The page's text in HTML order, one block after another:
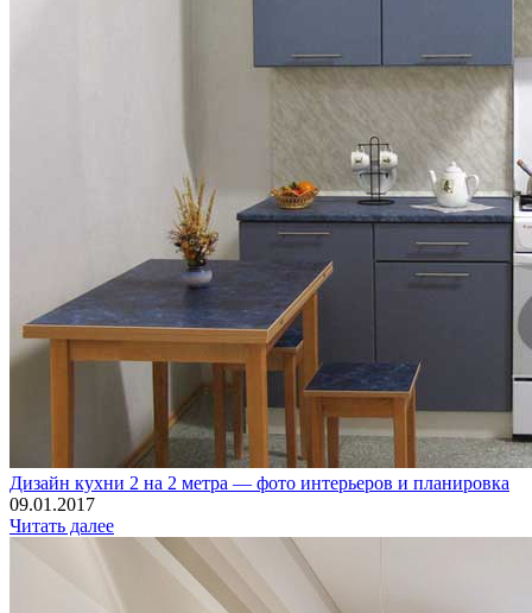
Дизайн кухни 2 на 2 метра — фото интерьеров и планировка
09.01.2017
Читать далее